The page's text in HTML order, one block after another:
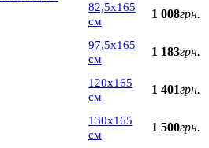
82,5х165
см
1 008грн.
97,5х165
см
1 183грн.
120х165
см
1 401грн.
130х165
см
1 500грн.